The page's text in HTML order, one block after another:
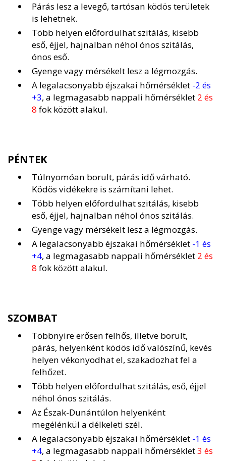
Párás lesz a levegő, tartósan ködös területek
is lehetnek.
Több helyen előfordulhat szitálás, kisebb
eső, éjjel, hajnalban néhol ónos szitálás,
ónos eső.
Gyenge vagy mérsékelt lesz a légmozgás.
A legalacsonyabb éjszakai hőmérséklet -2 és
+3, a legmagasabb nappali hőmérséklet 2 és
8 fok között alakul.
PÉNTEK
Túlnyomóan borult, párás idő várható.
Ködös vidékekre is számítani lehet.
Több helyen előfordulhat szitálás, kisebb
eső, éjjel, hajnalban néhol ónos szitálás.
Gyenge vagy mérsékelt lesz a légmozgás.
A legalacsonyabb éjszakai hőmérséklet -1 és
+4, a legmagasabb nappali hőmérséklet 2 és
8 fok között alakul.
SZOMBAT
Többnyire erősen felhős, illetve borult,
párás, helyenként ködös idő valószínű, kevés
helyen vékonyodhat el, szakadozhat fel a
felhőzet.
Több helyen előfordulhat szitálás, eső, éjjel
néhol ónos szitálás.
Az Észak-Dunántúlon helyenként
megélénkül a délkeleti szél.
A legalacsonyabb éjszakai hőmérséklet -1 és
+4, a legmagasabb nappali hőmérséklet3 és